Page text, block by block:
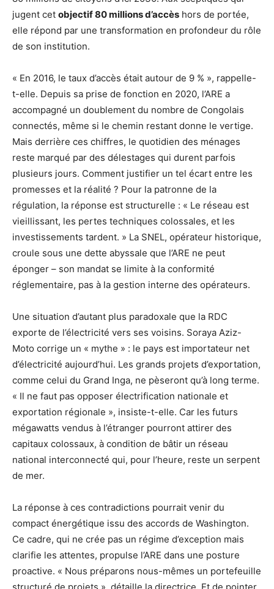
jugent cet objectif 80 millions d’accès hors de portée,
elle répond par une transformation en profondeur du rôle
de son institution.
« En 2016, le taux d’accès était autour de 9 % », rappelle-
t-elle. Depuis sa prise de fonction en 2020, l’ARE a
accompagné un doublement du nombre de Congolais
connectés, même si le chemin restant donne le vertige.
Mais derrière ces chiffres, le quotidien des ménages
reste marqué par des délestages qui durent parfois
plusieurs jours. Comment justifier un tel écart entre les
promesses et la réalité ? Pour la patronne de la
régulation, la réponse est structurelle : « Le réseau est
vieillissant, les pertes techniques colossales, et les
investissements tardent. » La SNEL, opérateur historique,
croule sous une dette abyssale que l’ARE ne peut
éponger – son mandat se limite à la conformité
réglementaire, pas à la gestion interne des opérateurs.
Une situation d’autant plus paradoxale que la RDC
exporte de l’électricité vers ses voisins. Soraya Aziz-
Moto corrige un « mythe » : le pays est importateur net
d’électricité aujourd’hui. Les grands projets d’exportation,
comme celui du Grand Inga, ne pèseront qu’à long terme.
« Il ne faut pas opposer électrification nationale et
exportation régionale », insiste-t-elle. Car les futurs
mégawatts vendus à l’étranger pourront attirer des
capitaux colossaux, à condition de bâtir un réseau
national interconnecté qui, pour l’heure, reste un serpent
de mer.
La réponse à ces contradictions pourrait venir du
compact énergétique issu des accords de Washington.
Ce cadre, qui ne crée pas un régime d’exception mais
clarifie les attentes, propulse l’ARE dans une posture
proactive. « Nous préparons nous-mêmes un portefeuille